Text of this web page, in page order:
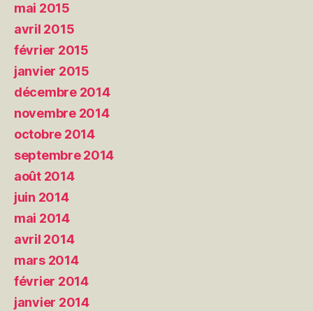
mai 2015
avril 2015
février 2015
janvier 2015
décembre 2014
novembre 2014
octobre 2014
septembre 2014
août 2014
juin 2014
mai 2014
avril 2014
mars 2014
février 2014
janvier 2014